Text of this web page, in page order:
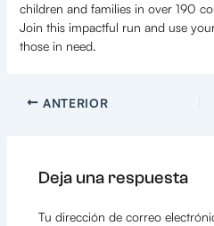
children and families in over 190
Join this impactful run and use
those in need.
ANTERIOR
Deja una respuesta
Tu dirección de correo